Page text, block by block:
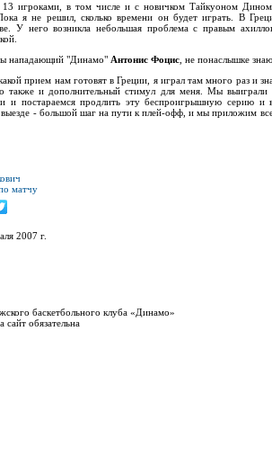
игроками, в том числе и с новичком Тайкуоном Дином,
я не решил, сколько времени он будет играть. В
У него возникла небольшая проблема с правым
нападающий "Динамо" Антонис Фоцис , не понаслышке
прием нам готовят в Греции, я играл там много раз и
также и дополнительный стимул для меня. Мы
и постараемся продлить эту беспроигрышную серию
- большой шаг на пути к плей-офф, и мы приложим
матчу
2007 г.
баскетбольного клуба «Динамо»
обязательна